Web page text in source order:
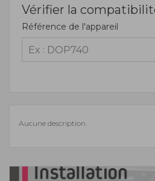
Vérifier la
Référence de l'appareil
Aucune description.